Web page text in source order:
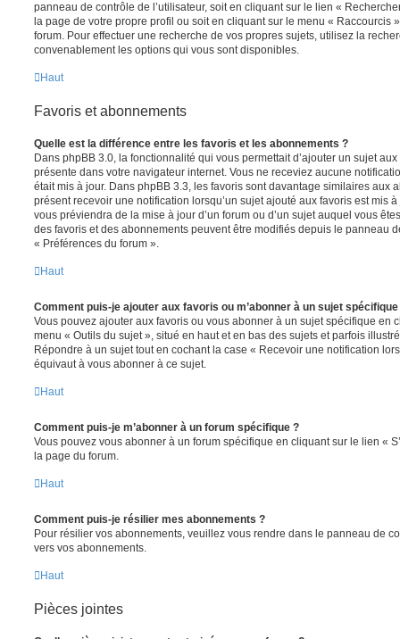
panneau de contrôle de l’utilisateur, soit en cliquant sur le lien «
la page de votre propre profil ou soit en cliquant sur le menu « Raccourcis
forum. Pour effectuer une recherche de vos propres sujets, utilisez la
convenablement les options qui vous sont disponibles.
Haut
Favoris et abonnements
Quelle est la différence entre les favoris et les abonnements ?
Dans phpBB 3.0, la fonctionnalité qui vous permettait d’ajouter un sujet
présente dans votre navigateur internet. Vous ne receviez aucune
était mis à jour. Dans phpBB 3.3, les favoris sont davantage similaires aux
présent recevoir une notification lorsqu’un sujet ajouté aux favoris est mis
vous préviendra de la mise à jour d’un forum ou d’un sujet auquel vous
des favoris et des abonnements peuvent être modifiés depuis le panneau
« Préférences du forum ».
Haut
Comment puis-je ajouter aux favoris ou m’abonner à un sujet spécifique
Vous pouvez ajouter aux favoris ou vous abonner à un sujet spécifique en
menu « Outils du sujet », situé en haut et en bas des sujets et parfois
Répondre à un sujet tout en cochant la case « Recevoir une notification
équivaut à vous abonner à ce sujet.
Haut
Comment puis-je m’abonner à un forum spécifique ?
Vous pouvez vous abonner à un forum spécifique en cliquant sur le lien «
la page du forum.
Haut
Comment puis-je résilier mes abonnements ?
Pour résilier vos abonnements, veuillez vous rendre dans le panneau de
vers vos abonnements.
Haut
Pièces jointes